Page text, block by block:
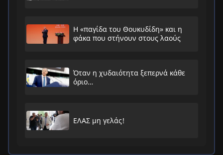
Η «παγίδα του Θουκυδίδη» και η
φάκα που στήνουν στους λαούς
Όταν η χυδαιότητα ξεπερνά κάθε
όριο…
ΕΛΑΣ μη γελάς!